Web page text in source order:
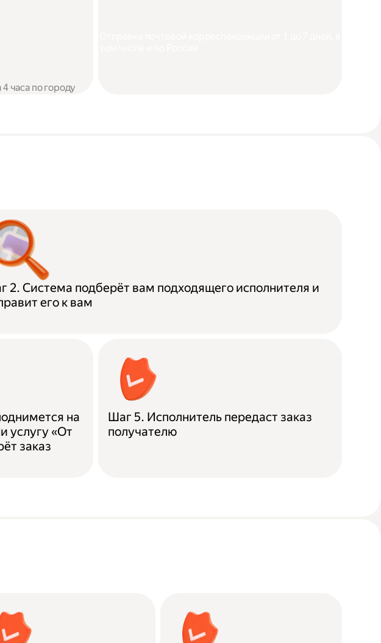
часа по городу
2. Система подберёт вам подходящего исполнителя и
его к вам
на
услугу «От
заказ
Шаг 5. Исполнитель передаст заказ
получателю